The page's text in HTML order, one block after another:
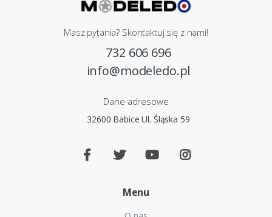
Masz pytania? Skontaktuj się z nami!
732 606 696
info@modeledo.pl
Dane adresowe
32600 Babice Ul. Śląska 59
Menu